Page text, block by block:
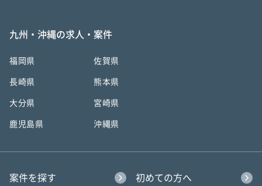
九州・沖縄の求人・案件
福岡県 佐賀県
長崎県 熊本県
大分県 宮崎県
鹿児島県 沖縄県
案件を探す 初めての方へ